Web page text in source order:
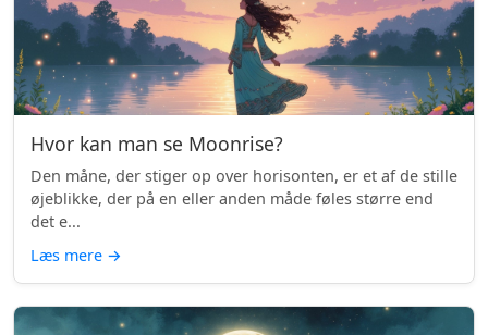
Hvor kan man se Moonrise?
Den måne, der stiger op over horisonten, er et af de stille
øjeblikke, der på en eller anden måde føles større end
det e...
Læs mere →